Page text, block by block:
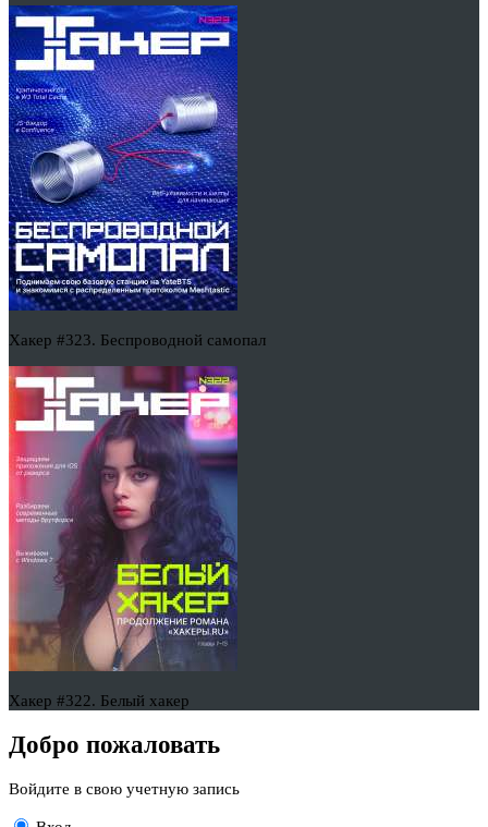
Хакер #323. Беспроводной самопал
Хакер #322. Белый хакер
Добро пожаловать
Войдите в свою учетную запись